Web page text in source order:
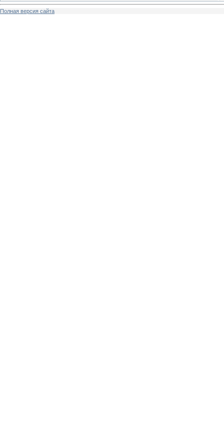
Полная версия сайта